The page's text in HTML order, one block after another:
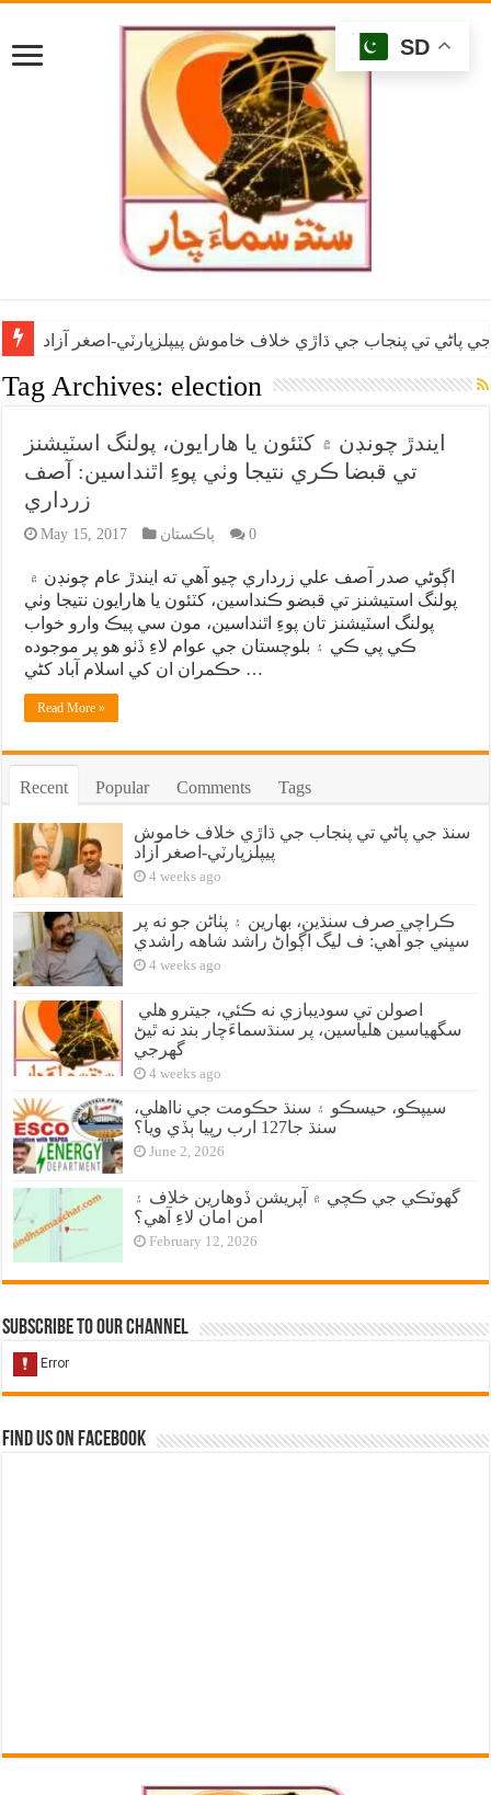
پاڻي تي پنجاب جي ڌاڙي خلاف خاموش پيپلزپارٽي-اصغر آزاد
Tag Archives: election
ايندڙ چونڊن ۾ کٽئون يا هارايون، پولنگ اسٽيشنز
تي قبضا ڪري نتيجا وٺي پوءِ اٿنداسين: آصف
زرداري
May 15, 2017 پاڪستان 0
پولنگ استيشنز تي قبضو ڪنداسين، کٽئون يا هارايون نتيجا وٺي
پولنگ اسٽيشنز تان پوءِ اٿنداسين، مون سي پيڪ وارو خواب
ڪي پي ڪي ۽ بلوچستان جي عوام لاءِ ڏٺو هو پر موجوده
حڪمران ان کي اسلام آباد کڻي …
Read More »
Recent Popular Comments Tags
سنڌ جي پاڻي تي پنجاب جي ڌاڙي خلاف خاموش
پيپلزپارٽي-اصغر آزاد
4 weeks ago
ڪراچي صرف سنڌين، بهارين ۽ پٺاڻن جو نه پر
سڀني جو آهي: ف ليگ اڳواڻ راشد شاهه راشدي
4 weeks ago
سگهياسين هلياسين، پر سنڌسماءَچار بند نه ٿيڻ
گهرجي
4 weeks ago
سيپڪو، حيسڪو ۽ سنڌ حڪومت جي نااهلي،
سنڌ جا127 ارب رپيا ٻڏي ويا؟
June 2, 2026
گهوٽڪي جي ڪچي ۾ آپريشن ڏوهارين خلاف ۽
امن امان لاءِ آهي؟
February 12, 2026
Subscribe to our Channel
Find us on Facebook
SD